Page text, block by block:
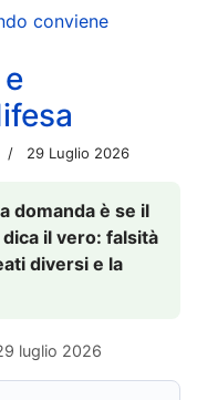
conviene
29 Luglio 2026
domanda è se il
il vero: falsità
diversi e la
luglio 2026